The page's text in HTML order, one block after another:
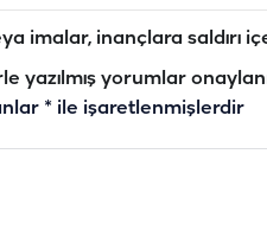
imalar, inançlara saldırı
yazılmış yorumlar
* ile işaretlenmişlerdir